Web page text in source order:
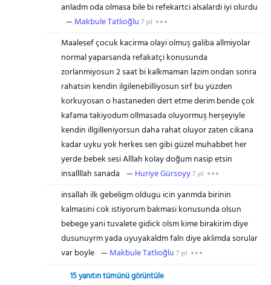
anladm oda olmasa bile bi refekartci alsalardi iyi olurdu
Makbule Tatlıoğlu 7 yıl
Maalesef çocuk kacirma olayi olmuş galiba allmiyolar
normal yaparsanda refakatçi konusunda
zorlanmiyosun 2 saat bi kalkmaman lazim ondan sonra
rahatsin kendin ilgilenebilliyosun sirf bu yüzden
korkuyosan o hastaneden dert etme derim bende çok
kafama takiyodum ollmasada oluyormuş herşeyiyle
kendin illgilleniyorsun daha rahat oluyor zaten cikana
kadar uyku yok herkes sen gibi güzel muhabbet her
yerde bebek sesi Alllah kolay doğum nasip etsin
insallllah sanada
Huriye Gürsoyy7 yıl
insallah ilk gebeligm oldugu icin yanmda birinin
kalmasini cok istiyorum bakmasi konusunda olsun
bebege yani tuvalete gidick olsm kime birakirim diye
dusunuyrm yada uyuyakaldm faln diye aklimda sorular
var boyle
Makbule Tatlıoğlu 7 yıl
15 yanıtın tümünü görüntüle